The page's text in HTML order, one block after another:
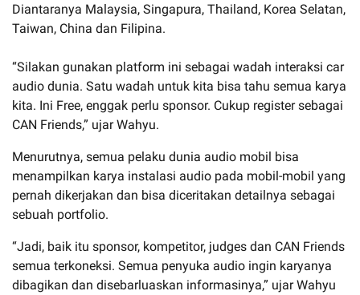
Diantaranya Malaysia, Singapura, Thailand, Korea Selatan,
Taiwan, China dan Filipina.
“Silakan gunakan platform ini sebagai wadah interaksi car
audio dunia. Satu wadah untuk kita bisa tahu semua karya
kita. Ini Free, enggak perlu sponsor. Cukup register sebagai
CAN Friends,” ujar Wahyu.
Menurutnya, semua pelaku dunia audio mobil bisa
menampilkan karya instalasi audio pada mobil-mobil yang
pernah dikerjakan dan bisa diceritakan detailnya sebagai
sebuah portfolio.
“Jadi, baik itu sponsor, kompetitor, judges dan CAN Friends
semua terkoneksi. Semua penyuka audio ingin karyanya
dibagikan dan disebarluaskan informasinya,” ujar Wahyu